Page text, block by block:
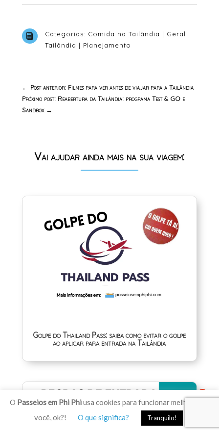
i Categorias: Comida na Tailândia | Geral
Tailândia | Planejamento
← Post anterior: Filmes para ver antes de viajar para a Tailândia
Próximo post: Reabertura da Tailândia: programa Test & GO e
Sandbox→
Vai ajudar ainda mais na sua viagem:
Golpe do Thailand Pass: saiba como evitar o golpe
ao aplicar para entrada na Tailândia
O Passeios em Phi Phiusa cookies para funcionar melhor para
você, ok?!
O que significa? Tranquilo!